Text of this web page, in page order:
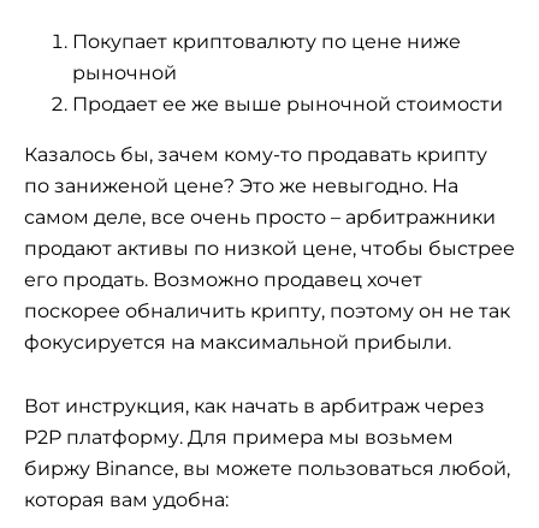
Покупает криптовалюту по цене ниже
рыночной
Продает ее же выше рыночной стоимости
Казалось бы, зачем кому-то продавать крипту
по заниженой цене? Это же невыгодно. На
самом деле, все очень просто – арбитражники
продают активы по низкой цене, чтобы быстрее
его продать. Возможно продавец хочет
поскорее обналичить крипту, поэтому он не так
фокусируется на максимальной прибыли.
Вот инструкция, как начать в арбитраж через
P2P платформу. Для примера мы возьмем
биржу Binance, вы можете пользоваться любой,
которая вам удобна: